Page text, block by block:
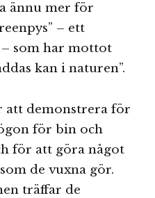
ännu mer för
– ett
som har mottot
kan i naturen”.
att demonstrera för
för bin och
för att göra något
de vuxna gör.
träffar de